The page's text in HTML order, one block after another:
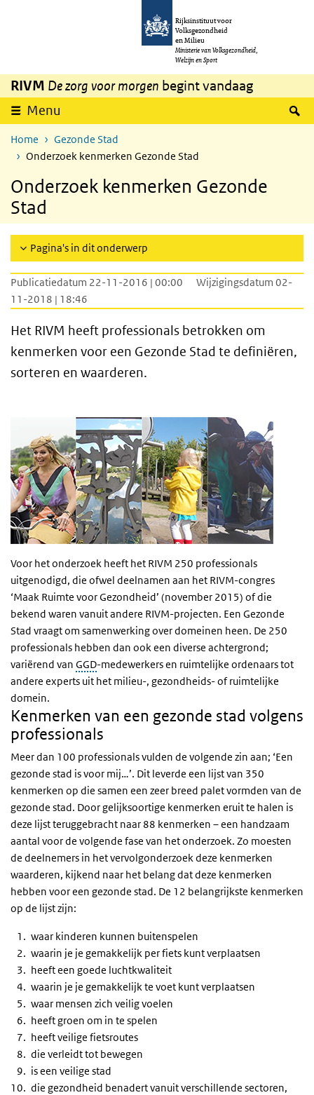
Overslaan en naar de inhoud gaan
Rijksinstituut voor
Volksgezondheid
en Milieu
Ministerie van Volksgezondheid,
Welzijn en Sport
RIVM De zorg voor morgen begint vandaag
Menu
Home
Gezonde Stad
Onderzoek kenmerken Gezonde Stad
Onderzoek kenmerken Gezonde
Stad
Pagina's in dit onderwerp
Publicatiedatum 22-11-2016 | 00:00
Wijzigingsdatum 02-
11-2018 | 18:46
Het RIVM heeft professionals betrokken om
kenmerken voor een Gezonde Stad te definiëren,
sorteren en waarderen.
Voor het onderzoek heeft het RIVM 250 professionals
uitgenodigd, die ofwel deelnamen aan het RIVM-congres
‘Maak Ruimte voor Gezondheid’ (november 2015) of die
bekend waren vanuit andere RIVM-projecten. Een Gezonde
Stad vraagt om samenwerking over domeinen heen. De 250
professionals hebben dan ook een diverse achtergrond;
variërend van GGD-medewerkers en ruimtelijke ordenaars tot
andere experts uit het milieu-, gezondheids- of ruimtelijke
domein.
Kenmerken van een gezonde stad volgens
professionals
Meer dan 100 professionals vulden de volgende zin aan; ‘Een
gezonde stad is voor mij…’. Dit leverde een lijst van 350
kenmerken op die samen een zeer breed palet vormden van de
gezonde stad. Door gelijksoortige kenmerken eruit te halen is
deze lijst teruggebracht naar 88 kenmerken – een handzaam
aantal voor de volgende fase van het onderzoek. Zo moesten
de deelnemers in het vervolgonderzoek deze kenmerken
waarderen, kijkend naar het belang dat deze kenmerken
hebben voor een gezonde stad. De 12 belangrijkste kenmerken
op de lijst zijn:
waar kinderen kunnen buitenspelen
waarin je je gemakkelijk per fiets kunt verplaatsen
heeft een goede luchtkwaliteit
waarin je je gemakkelijk te voet kunt verplaatsen
waar mensen zich veilig voelen
heeft groen om in te spelen
heeft veilige fietsroutes
die verleidt tot bewegen
is een veilige stad
die gezondheid benadert vanuit verschillende sectoren,